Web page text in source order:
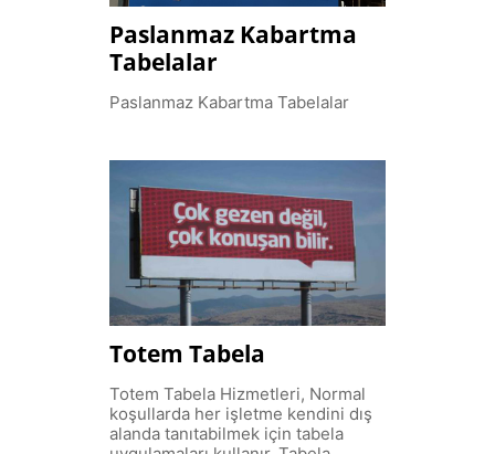
Paslanmaz Kabartma
Tabelalar
Paslanmaz Kabartma Tabelalar
Totem Tabela
Totem Tabela Hizmetleri, Normal
koşullarda her işletme kendini dış
alanda tanıtabilmek için tabela